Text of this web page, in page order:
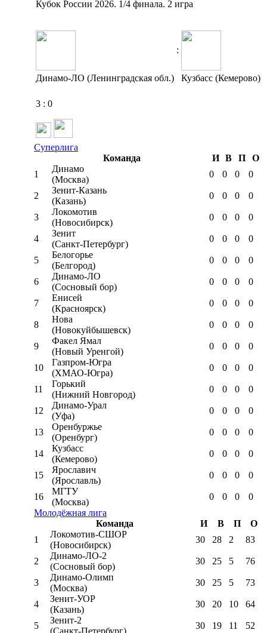
Кубок России 2026. 1/4 финала. 2 игра
:
Динамо-ЛО (Ленинградская обл.) Кузбасс (Кемерово)
3 : 0
Суперлига
Команда
И В П
О
1
Динамо
(Москва)
0 0 0 0
2
Зенит-Казань
(Казань)
0 0 0 0
3
Локомотив
(Новосибирск)
0 0 0 0
4
Зенит
(Санкт-Петербург)
0 0 0 0
5
Белогорье
(Белгород)
0 0 0 0
6
Динамо-ЛО
(Сосновый бор)
0 0 0 0
7
Енисей
(Красноярск)
0 0 0 0
8
Нова
(Новокуйбышевск)
0 0 0 0
9
Факел Ямал
(Новый Уренгой)
0 0 0 0
10
Газпром-Югра
(ХМАО-Югра)
0 0 0 0
11
Горький
(Нижний Новгород)
0 0 0 0
12
Динамо-Урал
(Уфа)
0 0 0 0
13
Оренбуржье
(Оренбург)
0 0 0 0
14
Кузбасс
(Кемерово)
0 0 0 0
15
Ярославич
(Ярославль)
0 0 0 0
16
МГТУ
(Москва)
0 0 0
0
Молодёжная лига
Команда
И В П
О
1
Локомотив-CШОР
(Новосибирск)
30 28 2 83
2
Динамо-ЛО-2
(Сосновый бор)
30 25 5 76
3
Динамо-Олимп
(Москва)
30 25 5 73
4
Зенит-УОР
(Казань)
30 20 10 64
5
Зенит-2
(Санкт-Петербург)
30 19 11 52